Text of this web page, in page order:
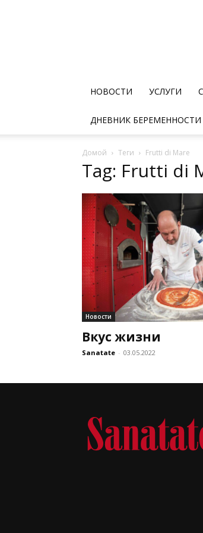
НОВОСТИ УСЛУГИ
ДНЕВНИК БЕРЕМЕННОСТИ
Домой Теги Frutti di Mare
Tag: Frutti di
Новости
Вкус жизни
Sanatate - 03.05.2022